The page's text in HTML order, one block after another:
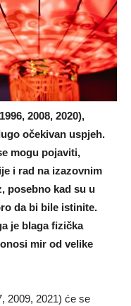
2008, 2020),
očekivan uspjeh.
mogu pojaviti,
i rad na izazovnim
posebno kad su u
da bi bile istinite.
je blaga fizička
mir od velike
2009, 2021) će se